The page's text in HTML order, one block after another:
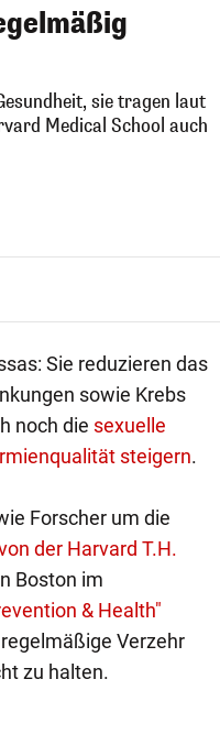
sie tragen laut
Medical School auch
Sie reduzieren das
sowie Krebs
noch die sexuelle
steigern.
Forscher um die
der Harvard T.H.
Boston im
& Health"
Verzehr
zu halten.